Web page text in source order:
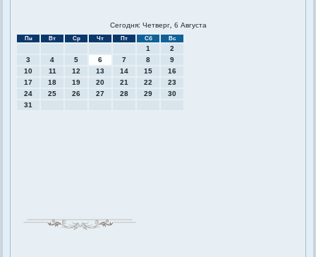
Сегодня: Четверг, 6 Августа
Пн Вт Ср Чт Пт Сб Вс
1
2
3
4 5 6 7 8
9
10
11 12 13 14 15
16
17
18 19 20 21 22
23
24
25 26 27 28 29
30
31